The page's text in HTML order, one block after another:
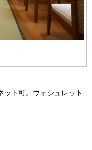
ト可。ウォシュレット